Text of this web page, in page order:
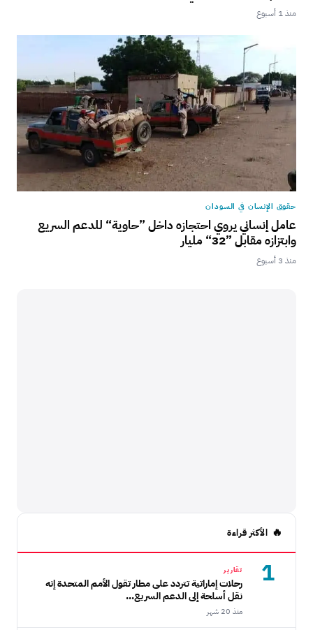
منذ 1 أسبوع
حقوق الإنسان في السودان
عامل إنساني يروي احتجازه داخل ”حاوية“ للدعم السريع
وابتزازه مقابل ”32“ مليار
منذ 3 أسبوع
الأكثر قراءة
1 تقارير
رحلات إماراتية تتردد على مطار تقول الأمم المتحدة إنه
نقل أسلحة إلى الدعم السريع...
منذ 20 شهر